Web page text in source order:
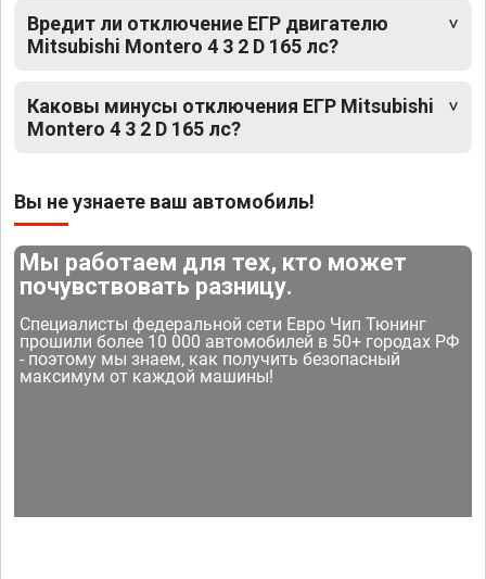
Вредит ли отключение ЕГР двигателю
Mitsubishi Montero 4 3 2 D 165 лс?
Каковы минусы отключения ЕГР Mitsubishi
Montero 4 3 2 D 165 лс?
Вы не узнаете ваш автомобиль!
Мы работаем для тех, кто может
почувствовать разницу.
Специалисты федеральной сети Евро Чип Тюнинг
прошили более 10 000 автомобилей в 50+ городах РФ
- поэтому мы знаем, как получить безопасный
максимум от каждой машины!